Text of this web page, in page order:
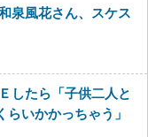
泉風花さん、スケス
したら「子供二人と
いかかっちゃう」